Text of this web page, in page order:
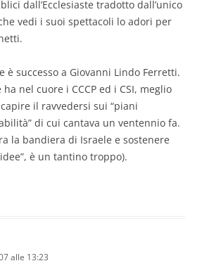
dall’Ecclesiaste tradotto dall’unico
vedi i suoi spettacoli lo adori per
è successo a Giovanni Lindo Ferretti.
nel cuore i CCCP ed i CSI, meglio
il ravvedersi sui “piani
di cui cantava un ventennio fa.
la bandiera di Israele e sostenere
è un tantino troppo).
alle 13:23